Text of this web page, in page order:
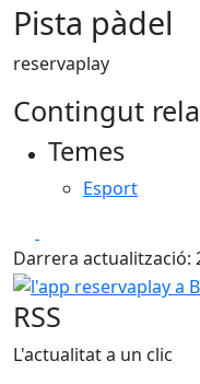
Pista pàdel
reservaplay
Contingut
Temes
Esport
Darrera actualització:
l'app reservaplay a
RSS
L'actualitat a un clic